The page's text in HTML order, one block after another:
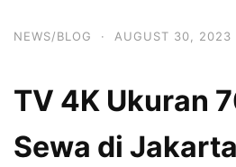
NEWS/BLOG · AUGUST 30, 2023
TV 4K Ukuran
Sewa di